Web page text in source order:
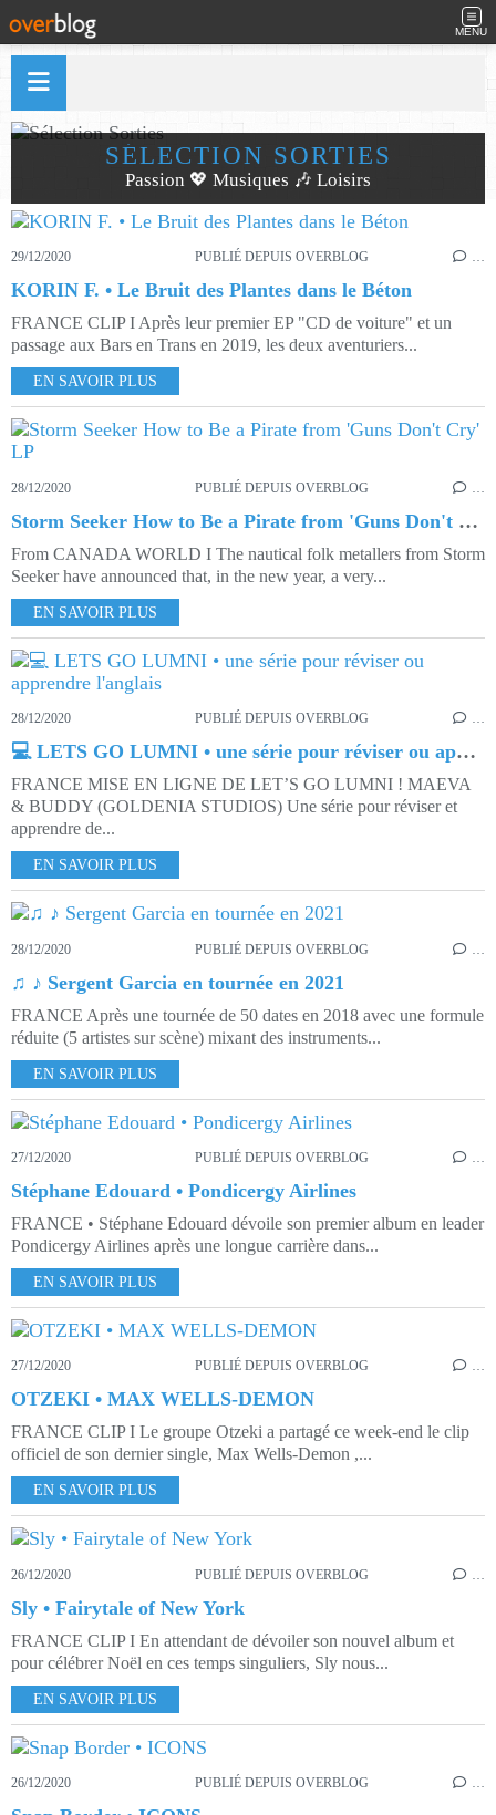
MENU
SÉLECTION SORTIES
Passion 💖 Musiques 🎶 Loisirs
29/12/2020 PUBLIÉ DEPUIS OVERBLOG …
KORIN F. • Le Bruit des Plantes dans le Béton
FRANCE CLIP I Après leur premier EP "CD de voiture" et un
passage aux Bars en Trans en 2019, les deux aventuriers...
EN SAVOIR PLUS
28/12/2020 PUBLIÉ DEPUIS OVERBLOG
Storm Seeker How to Be a Pirate from 'Guns Don't Cry' LP
From CANADA WORLD I The nautical folk metallers from Storm
Seeker have announced that, in the new year, a very...
EN SAVOIR PLUS
28/12/2020 PUBLIÉ DEPUIS OVERBLOG …
💻 LETS GO LUMNI • une série pour réviser ou apprendre l'anglais
FRANCE MISE EN LIGNE DE LET’S GO LUMNI ! MAEVA
& BUDDY (GOLDENIA STUDIOS) Une série pour réviser et
apprendre de...
EN SAVOIR PLUS
28/12/2020 PUBLIÉ DEPUIS OVERBLOG
♫ ♪ Sergent Garcia en tournée en 2021
FRANCE Après une tournée de 50 dates en 2018 avec une formule
réduite (5 artistes sur scène) mixant des instruments...
EN SAVOIR PLUS
27/12/2020 PUBLIÉ DEPUIS OVERBLOG …
Stéphane Edouard • Pondicergy Airlines
FRANCE • Stéphane Edouard dévoile son premier album en leader
Pondicergy Airlines après une longue carrière dans...
EN SAVOIR PLUS
27/12/2020 PUBLIÉ DEPUIS OVERBLOG …
OTZEKI • MAX WELLS-DEMON
FRANCE CLIP I Le groupe Otzeki a partagé ce week-end le clip
officiel de son dernier single, Max Wells-Demon ,...
EN SAVOIR PLUS
26/12/2020 PUBLIÉ DEPUIS OVERBLOG
Sly • Fairytale of New York
FRANCE CLIP I En attendant de dévoiler son nouvel album et
pour célébrer Noël en ces temps singuliers, Sly nous...
EN SAVOIR PLUS
26/12/2020 PUBLIÉ DEPUIS OVERBLOG …